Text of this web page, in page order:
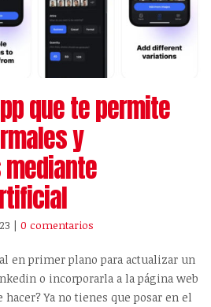
que te permite
y
|0 comentarios
en primer plano para actualizar un
o incorporarla a la página web
hacer? Ya no tienes que posar en el